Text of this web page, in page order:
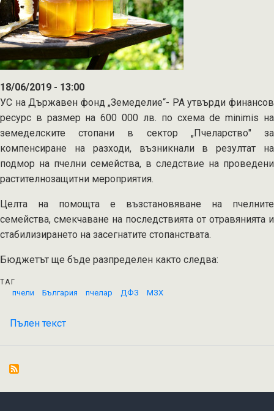
18/06/2019 - 13:00
УС на Държавен фонд „Земеделие“- РА утвърди финансов
ресурс в размер на 600 000 лв. по схема de minimis на
земеделските стопани в сектор „Пчеларство" за
компенсиране на разходи, възникнали в резултат на
подмор на пчелни семейства, в следствие на проведени
растителнозащитни мероприятия.
Целта на помощта е възстановяване на пчелните
семейства, смекчаване на последствията от отравянията и
стабилизирането на засегнатите стопанствата.
Бюджетът ще бъде разпределен както следва:
ТАГ
пчели
България пчелар ДФЗ МЗХ
Пълен текст